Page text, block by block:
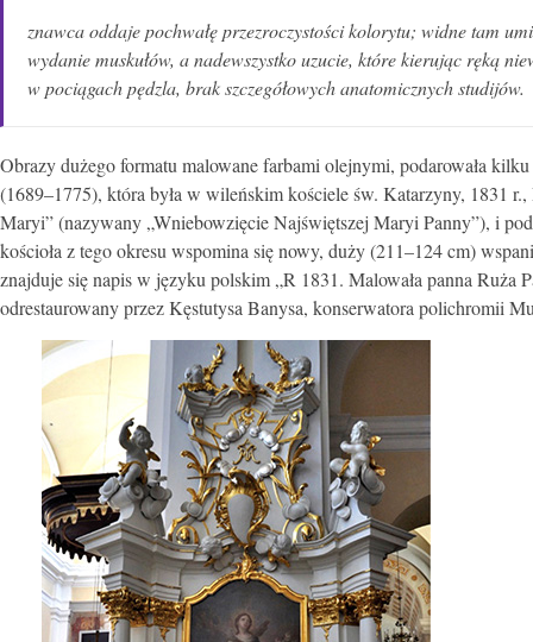
znawca oddaje pochwałę przezroczystości kolorytu; widne tam
wydanie muskułów, a nadewszystko uzucie, które kierując ręką
w pociągach pędzla, brak szczegółowych anatomicznych studijów.
Obrazy dużego formatu malowane farbami olejnymi, podarowała
(1689–1775), która była w wileńskim kościele św. Katarzyny, 1831
Maryi” (nazywany „Wniebowzięcie Najświętszej Maryi Panny”), i
kościoła z tego okresu wspomina się nowy, duży (211–124 cm)
znajduje się napis w języku polskim „R 1831. Malowała panna Ruża
odrestaurowany przez Kęstutysa Banysa, konserwatora polichromii